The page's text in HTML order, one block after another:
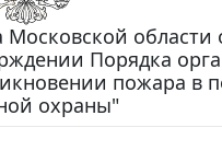
области
Порядка
пожара в
охраны"